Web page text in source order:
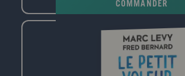
ambitieuse. Un panaché de
l'heure qui se dévore comme une
Émouvant, intelligent et très engagé.
tome 2 ! " Le Parisien." Un suspens
travers le monde. Vous allez adorer
personnages." Patrick Simonin, TV5
COMMANDER